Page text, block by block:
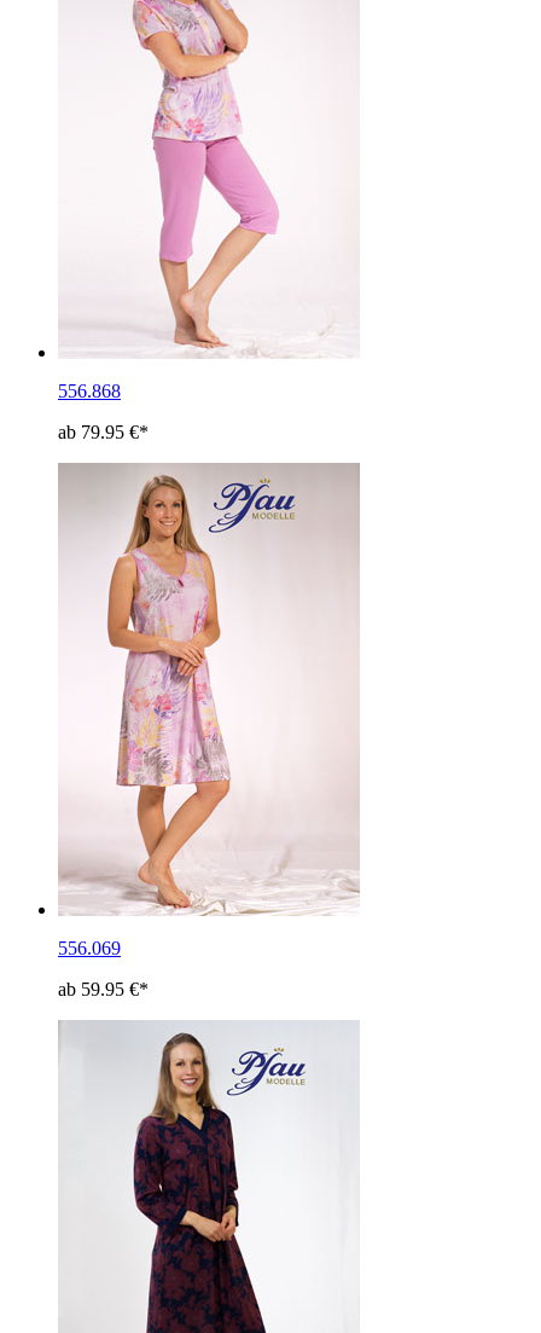
556.868
ab 79.95 €*
556.069
ab 59.95 €*